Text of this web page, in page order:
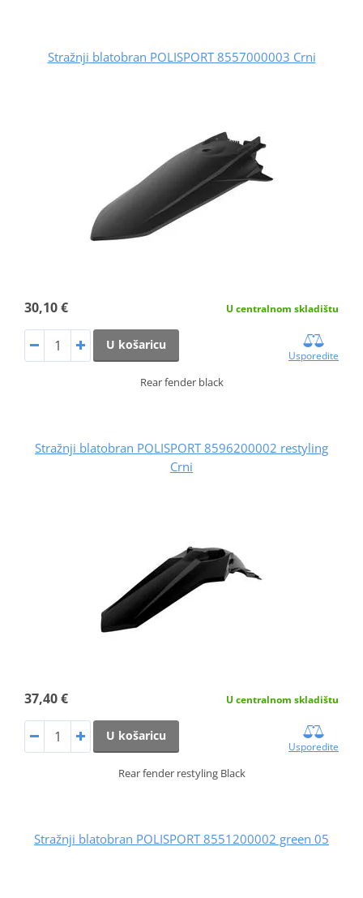
Stražnji blatobran POLISPORT 8557000003 Crni
30,10 € U centralnom skladištu
U košaricu
Usporedite
Rear fender black
Stražnji blatobran POLISPORT 8596200002 restyling
Crni
37,40 € U centralnom skladištu
U košaricu
Usporedite
Rear fender restyling Black
Stražnji blatobran POLISPORT 8551200002 green 05